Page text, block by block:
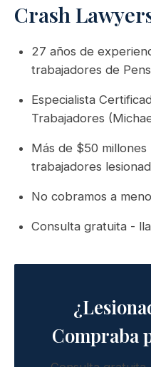
Crash
27 años de
trabajadores de
Especialista
Trabajadores
Más de $50
trabajadores
No cobramos a
Consulta gratuita -
Compraba